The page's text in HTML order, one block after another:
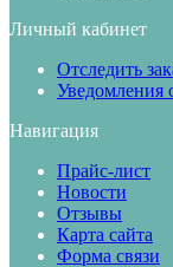
Личный кабинет
Отследить
Уведомления
Навигация
Прайс-лист
Новости
Отзывы
Карта сайта
Форма связи